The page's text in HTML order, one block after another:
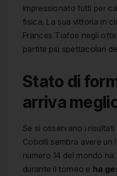
impressionato tutti per
fisica. La sua vittoria in
Frances Tiafoe negli
partite più spettacolari
Stato di
arriva
Se si osservano i risultati
Cobolli sembra avere un
numero 14 del mondo
durante il torneo e ha